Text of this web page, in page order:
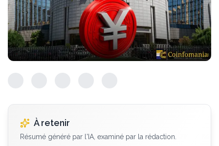
À retenir
Résumé généré par l'IA, examiné par la rédaction.